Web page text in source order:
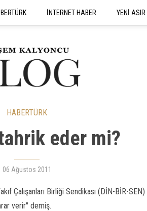
İNTERNET HABER YENİ ASIR
SEYAHATNAME
HABERTÜRK
eder mi?
06 Ağustos 2011
Çalışanları Birliği Sendikası (DİN-BİR-SEN)
verir" demiş.